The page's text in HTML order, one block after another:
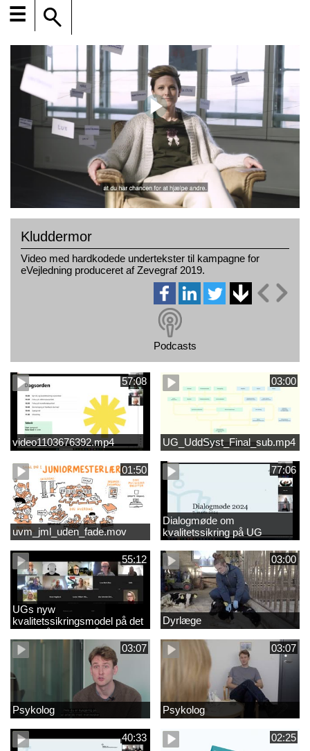
☰
Kluddermor
Video med hardkodede undertekster til kampagne for
eVejledning produceret af Zevegraf 2019.
Podcasts
57:08
video1103676392.mp4
03:00
UG_UddSyst_Final_sub.mp4
01:50
uvm_jml_uden_fade.mov
77:06
Dialogmøde om
kvalitetssikring på UG
55:12
UGs nyw
kvalitetssikringsmodel på det
videregående område
03:00
Dyrlæge
03:07
Psykolog
03:07
Psykolog
40:33 02:25